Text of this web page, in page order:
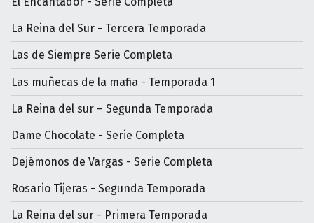
La Reina del Sur - Tercera Temporada
Las de Siempre Serie Completa
Las muñecas de la mafia - Temporada 1
La Reina del sur – Segunda Temporada
Dame Chocolate - Serie Completa
Dejémonos de Vargas - Serie Completa
Rosario Tijeras - Segunda Temporada
La Reina del sur - Primera Temporada